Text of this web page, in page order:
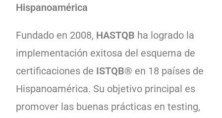
Hispanoamérica
Fundado en 2008, HASTQB ha logrado la
implementación exitosa del esquema de
certificaciones de ISTQB® en 18 países de
Hispanoamérica. Su objetivo principal es
promover las buenas prácticas en testing,